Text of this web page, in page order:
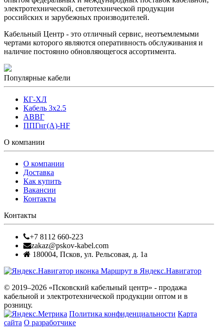
электротехнической, светотехнической продукции
российских и зарубежных производителей.
Кабельный Центр - это отличный сервис, неотъемлемыми
чертами которого являются оперативность обслуживания и
наличие постоянно обновляющегося ассортимента.
Популярные кабели
КГ-ХЛ
Кабель 3x2.5
АВВГ
ППГнг(А)-HF
О компании
О компании
Доставка
Как купить
Вакансии
Контакты
Контакты
+7 8112 660-223
zakaz@pskov-kabel.com
180004, Псков, ул. Рельсовая, д. 1а
Маршрут в Яндекс.Навигатор
© 2019–2026 «Псковский кабельный центр» - продажа
кабельной и электротехнической продукции оптом и в
розницу.
Политика конфиденциальности Карта
сайта О разработчике